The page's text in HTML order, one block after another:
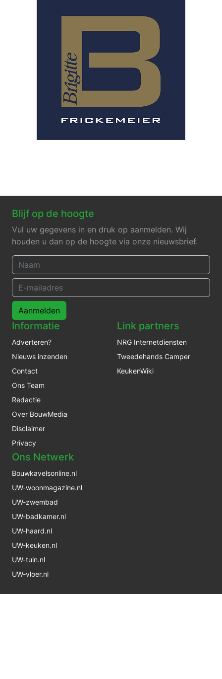
Blijf op de hoogte
Vul uw gegevens in en druk op aanmelden. Wij
houden u dan op de hoogte via onze nieuwsbrief.
Aanmelden
Informatie
Adverteren?
Nieuws inzenden
Contact
Ons Team
Redactie
Over BouwMedia
Disclaimer
Privacy
Link partners
NRG Internetdiensten
Tweedehands Camper
KeukenWiki
Ons Netwerk
Bouwkavelsonline.nl
UW-woonmagazine.nl
UW-zwembad
UW-badkamer.nl
UW-haard.nl
UW-keuken.nl
UW-tuin.nl
UW-vloer.nl